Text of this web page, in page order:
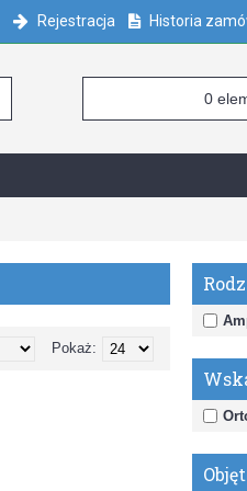
Rejestracja Historia
0
Pokaż: